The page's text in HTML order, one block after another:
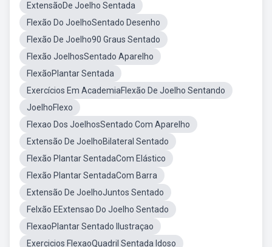
ExtensãoDe Joelho Sentada
Flexão Do JoelhoSentado Desenho
Flexão De Joelho90 Graus Sentado
Flexão JoelhosSentado Aparelho
FlexãoPlantar Sentada
Exercícios Em AcademiaFlexão De Joelho Sentando
JoelhoFlexo
Flexao Dos JoelhosSentado Com Aparelho
Extensão De JoelhoBilateral Sentado
Flexão Plantar SentadaCom Elástico
Flexão Plantar SentadaCom Barra
Extensão De JoelhoJuntos Sentado
Felxão EExtensao Do Joelho Sentado
FlexaoPlantar Sentado Ilustraçao
Exercicios FlexaoQuadril Sentada Idoso